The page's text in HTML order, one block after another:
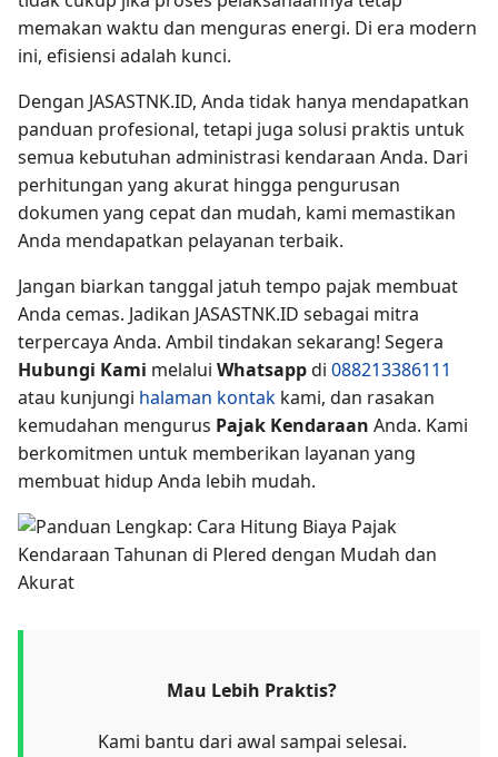
memakan waktu dan menguras energi. Di era modern
ini, efisiensi adalah kunci.
Dengan JASASTNK.ID, Anda tidak hanya mendapatkan
panduan profesional, tetapi juga solusi praktis untuk
semua kebutuhan administrasi kendaraan Anda. Dari
perhitungan yang akurat hingga pengurusan
dokumen yang cepat dan mudah, kami memastikan
Anda mendapatkan pelayanan terbaik.
Jangan biarkan tanggal jatuh tempo pajak membuat
Anda cemas. Jadikan JASASTNK.ID sebagai mitra
terpercaya Anda. Ambil tindakan sekarang! Segera
Hubungi Kami melalui Whatsappdi 088213386111
atau kunjungi halaman kontak kami, dan rasakan
kemudahan mengurus Pajak Kendaraan Anda. Kami
berkomitmen untuk memberikan layanan yang
membuat hidup Anda lebih mudah.
Mau Lebih Praktis?
Kami bantu dari awal sampai selesai.